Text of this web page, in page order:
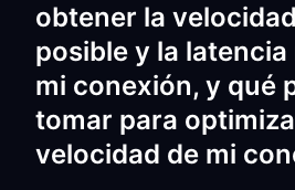
obtener la
posible y la latencia
mi conexión, y qué
tomar para
velocidad de mi